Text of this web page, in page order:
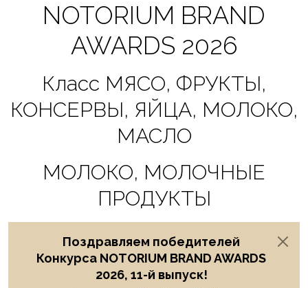
NOTORIUM BRAND
AWARDS 2026
Класс МЯСО, ФРУКТЫ,
КОНСЕРВЫ, ЯЙЦА, МОЛОКО,
МАСЛО
МОЛОКО, МОЛОЧНЫЕ
ПРОДУКТЫ
Поздравляем победителей
Конкурса NOTORIUM BRAND AWARDS
2026, 11-й выпуск!